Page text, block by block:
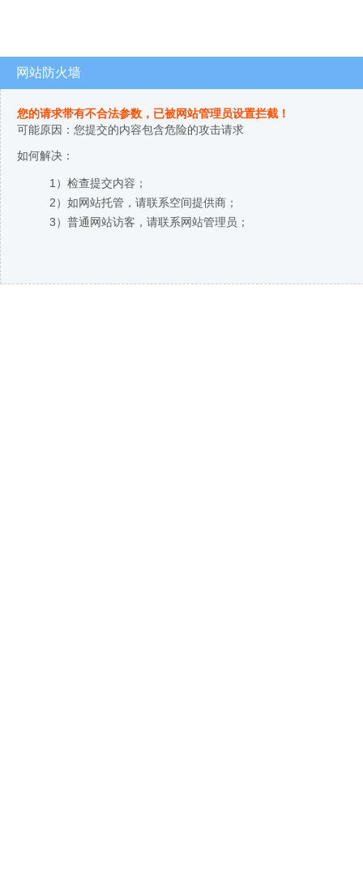
网站防火墙
您的请求带有不合法参数，已被网站管理员设置拦截！
可能原因：您提交的内容包含危险的攻击请求
如何解决：
1）检查提交内容；
2）如网站托管，请联系空间提供商；
3）普通网站访客，请联系网站管理员；